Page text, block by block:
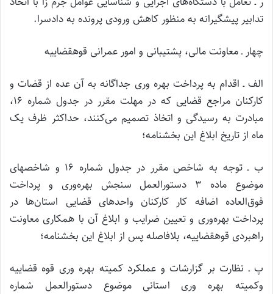
تدابیر پیشگیرانه به منظور کاهش ورودی پرونده به دادسرا.
چهار ـ معاونت مالی، پشتیبانی و امور عمرانی قوه­قضاییه
الف ـ اقدام به پرداخت بهره وری جداگانه‌ به آن عده از قضات و
کارکنان مراجع قضایی که در مهلت مقرر در جدول شماره ۱۶،
مبادرت به رسیدگی و اتخاذ تصمیم می‌کنند، حداکثر ظرف یک
ماه از تاریخ ابلاغ این بخشنامه؛
ب ـ توجه به شاخص مقرر در جدول شماره ۱۶ و شاخص­های
موضوع ماده ۳ دستورالعمل سنجش بهره‌وری و پرداخت
فوق‌العاده اضافه کار کارکنان واحدهای قضایی استان‌ها در
پرداخت بهره‌وری و تعیین ضرایب و ابلاغ آن با همکاری معاونت
راهبردی قوه­قضاییه، بلافاصله پس از ابلاغ این بخشنامه؛
پ ـ نظارت بر گزارشات و عملکرد کمیته بهره وری قوه قضاییه
وکمیته بهره وری استانی موضوع دستورالعمل شماره